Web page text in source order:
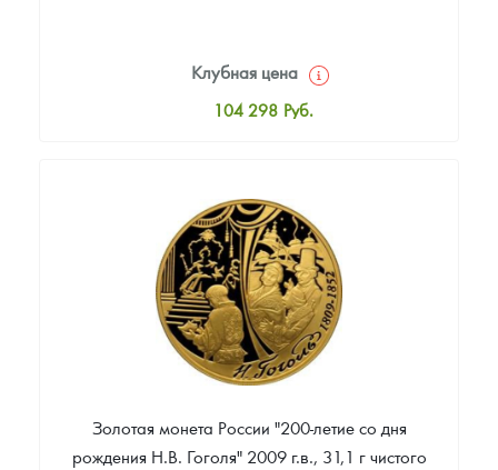
Клубная цена
104 298 Руб.
Цена выкупа
90 231 Руб.
Золотая монета России "200-летие со дня
рождения Н.В. Гоголя" 2009 г.в., 31,1 г чистого